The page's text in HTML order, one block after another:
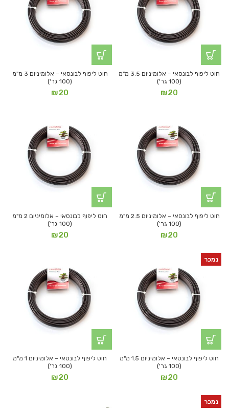
חוט ליפוף לבונסאי – אלומיניום 3.5 מ"מ
(100 גר')
₪20
חוט ליפוף לבונסאי – אלומיניום 3 מ"מ
(100 גר')
₪20
חוט ליפוף לבונסאי – אלומיניום 2.5 מ"מ
(100 גר')
₪20
חוט ליפוף לבונסאי – אלומיניום 2 מ"מ
(100 גר')
₪20
נמכר
חוט ליפוף לבונסאי – אלומיניום 1.5 מ"מ
(100 גר')
₪20
חוט ליפוף לבונסאי – אלומיניום 1 מ"מ
(100 גר')
₪20
נמכר